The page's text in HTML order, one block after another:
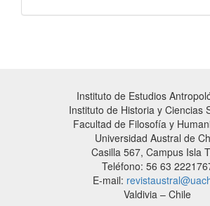
Instituto de Estudios
Instituto de Historia y Ciencias
Facultad de Filosofía y
Universidad Austral de
Casilla 567, Campus Isla
Teléfono: 56 63
E-mail:
Valdivia – Chile